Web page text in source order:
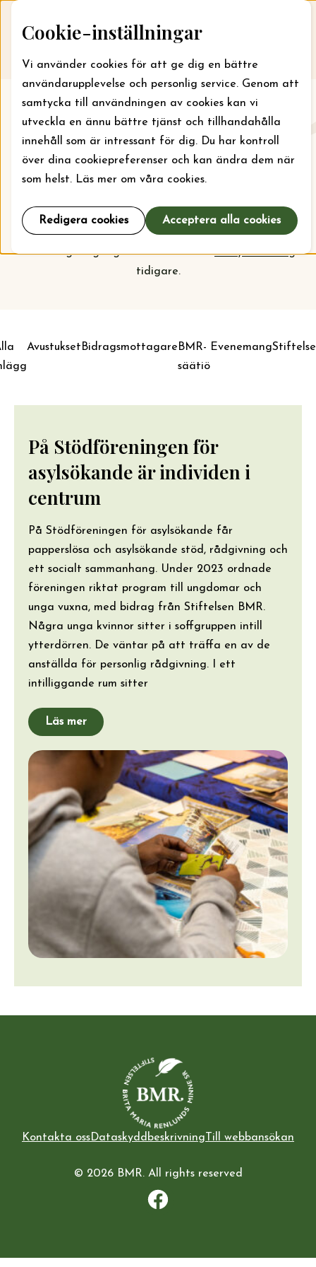
Cookie-inställningar
Vi använder cookies för att ge dig en bättre
användarupplevelse och personlig service. Genom att
samtycka till användningen av cookies kan vi
utveckla en ännu bättre tjänst och tillhandahålla
innehåll som är intressant för dig. Du har kontroll
över dina cookiepreferenser och kan ändra dem när
som helst. Läs mer om våra cookies.
Redigera cookies Acceptera alla cookies
Skip to content
Till webbansökan
Aktuellt
Här kan du läsa om vad stiftelsen jobbar med just nu
och vilka bidrag som kan sökas. För läger kan bidrag
för projekt och verksamhet är det september som
gäller. Kollaprioriteringarnainför nästa
ansökningsomgång och vem som harbeviljats bidrag
tidigare.
AvustuksetBidragsmottagareBMR-
säätiö
Evenemang
På Stödföreningen för
asylsökande är individen i
centrum
På Stödföreningen för asylsökande får
papperslösa och asylsökande stöd, rådgivning och
ett socialt sammanhang. Under 2023 ordnade
föreningen riktat program till ungdomar och
unga vuxna, med bidrag från Stiftelsen BMR.
Några unga kvinnor sitter i soffgruppen intill
ytterdörren. De väntar på att träffa en av de
anställda för personlig rådgivning. I ett
intilliggande rum sitter
Läs mer
Kontakta ossDataskyddbeskrivning Till webbansökan
© 2026 BMR. All rights reserved
Facebook